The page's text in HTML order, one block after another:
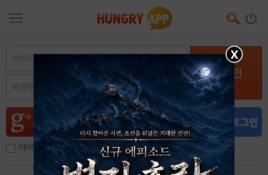
로그인
아이디, 이메일 저장
X